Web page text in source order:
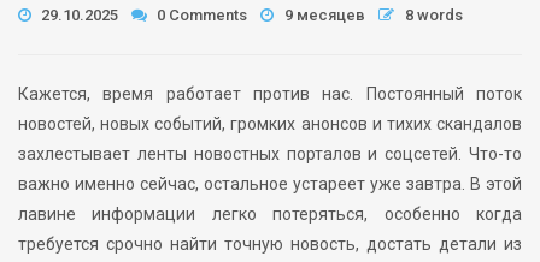
29.10.2025 0 Comments 9 месяцев 8 words
Кажется, время работает против нас. Постоянный поток
новостей, новых событий, громких анонсов и тихих скандалов
захлестывает ленты новостных порталов и соцсетей. Что-то
важно именно сейчас, остальное устареет уже завтра. В этой
лавине информации легко потеряться, особенно когда
требуется срочно найти точную новость, достать детали из